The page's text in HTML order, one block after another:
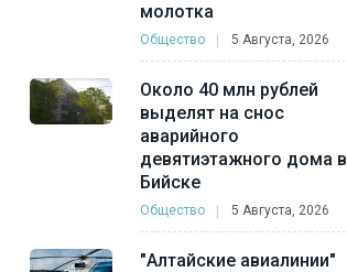
молотка
Общество 5 Августа, 2026
Около 40 млн рублей
выделят на снос
аварийного
девятиэтажного дома в
Бийске
Общество 5 Августа, 2026
"Алтайские авиалинии"